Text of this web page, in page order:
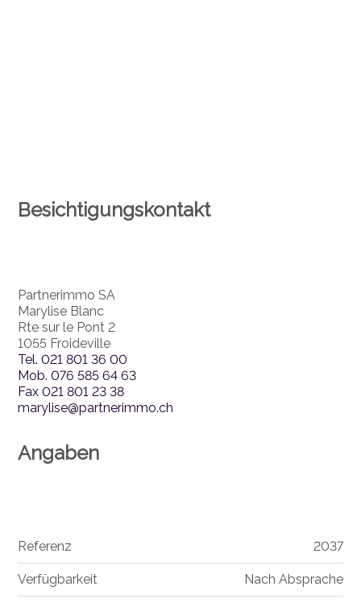
Besichtigungskontakt
Partnerimmo SA
Marylise Blanc
Rte sur le Pont 2
1055 Froideville
Tel.021 801 36 00
Mob.076 585 64 63
Fax021 801 23 38
marylise@partnerimmo.ch
Angaben
Referenz 2037
Verfügbarkeit Nach Absprache